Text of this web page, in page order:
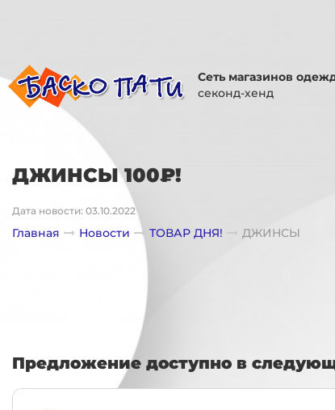
Сеть магазинов
секонд-хенд
ДЖИНСЫ 100₽!
Дата новости: 03.10.2022
Главная Новости ТОВАР ДНЯ! ДЖИНСЫ
Предложение доступно в